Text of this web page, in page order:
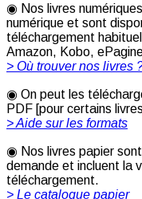
◉ Nos livres
numérique et sont
téléchargement
Amazon, Kobo,
> Où trouver nos livres
◉ On peut les
PDF [pour certains
> Aide sur les formats
◉ Nos livres papier
demande et incluent la
téléchargement.
> Le catalogue papier